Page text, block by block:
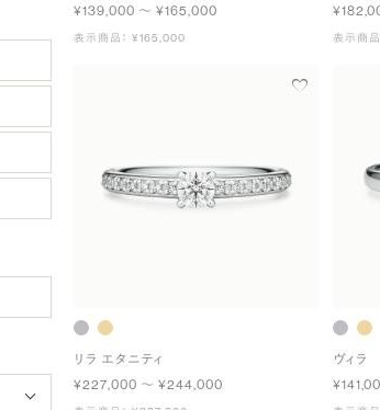
¥139,000 〜 ¥165,000
表示商品： ¥165,000 表示商
リラ エタニティ
¥227,000 〜 ¥244,000
ヴィラ